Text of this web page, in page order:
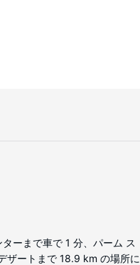
ーまで車で 1 分、パーム ス
ザートまで 18.9 km の場所に